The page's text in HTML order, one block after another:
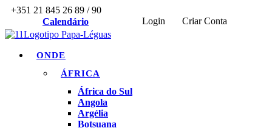
+351 21 845 26 89 / 90
Calendário
Login Criar Conta
ONDE
ÁFRICA
África do Sul
Angola
Argélia
Botsuana